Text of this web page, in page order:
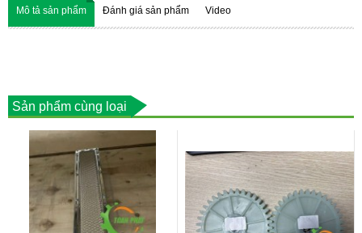
Mô tả sản phẩm Đánh giá sản phẩm Video
Sản phẩm cùng loại